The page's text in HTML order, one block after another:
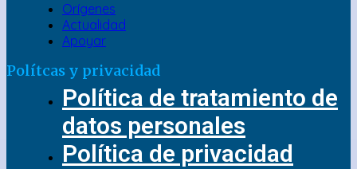
Orígenes
Actualidad
Apoyar
Polítcas y privacidad
Política de tratamiento de
datos personales
Política de privacidad